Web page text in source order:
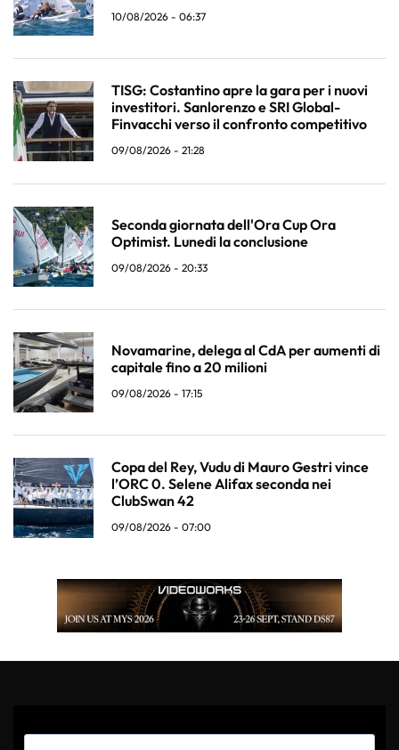
10/08/2026 - 06:37
TISG: Costantino apre la gara per i nuovi
investitori. Sanlorenzo e SRI Global-
Finvacchi verso il confronto competitivo
09/08/2026 - 21:28
Seconda giornata dell'Ora Cup Ora
Optimist. Lunedi la conclusione
09/08/2026 - 20:33
Novamarine, delega al CdA per aumenti di
capitale fino a 20 milioni
09/08/2026 - 17:15
Copa del Rey, Vudu di Mauro Gestri vince
l’ORC 0. Selene Alifax seconda nei
ClubSwan 42
09/08/2026 - 07:00